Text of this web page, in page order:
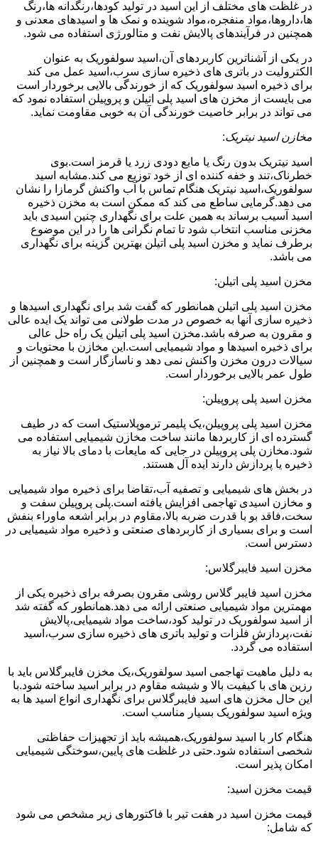
در غلظت های مختلف از این اسید در تولید کودها،رنگدانه ها،رنگ
ها،داروها،مواد منفجره،مواد شوینده و نمک ها و اسیدهای معدنی و
همچنین در فرآیندهای پالایش نفت و متالورژی استفاده می شود.
در یکی از آشناترین کاربردهای آن،اسید سولفوریک به عنوان
الکترولیت در باتری های ذخیره سازی سرب،اسید عمل می کند
برای ذخیره اسید سولفوریک که از خورندگی بالایی برخوردار است
می بایست از مخزن های اسید پلی اتیلن و پروپیلن استفاده نمود که
می تواند در برابر خاصیت خورندگی آن به خوبی مقاومت نماید.
مخازن اسید نیتریک:
اسید نیتریک بدون رنگ یا مایع دودی زرد یا قرمز است.بوی
خطرناک،تند و خفه کننده ای از خود توزیع می کند.مشابه اسید
سولفوریک،اسید نیتریک هنگام تماس با آب واکنش گرمازا را نشان
می دهد.گرمایی ساطع می کند که ممکن است به مخزن ذخیره
اسید آسیب برساند به همین علت برای نگهداری چنین اسیدی باید
مخزنی مناسب انتخاب شود تا تمام نگرانی ها را در این موضوع
برطرف نماید و مخزن اسید پلی اتیلن بهترین گزینه برای نگهداری
می باشد.
مخزن اسید پلی اتیلن:
مخزن اسید پلی اتیلن همانطور که گفت شد برای نگهداری اسیدها و
ذخیره سازی آنها به خصوص در مدت طولانی می تواند یک ایده عالی
و مقرون به صرفه باشد.مخزن اسید پلی اتیلن یک راه حل عالی
برای ذخیره اسیدها و مواد شیمیایی است.این مخازن با محتویات و
سیالات درون مخزن واکنش نمی دهد و ناسازگار است و همچنین از
طول عمر بالایی برخوردار است.
مخزن اسید پلی پروپیلن:
مخزن اسید پلی پروپیلن،یک پلیمر ترموپلاستیک است که در طیف
گسترده ای از کاربردها مانند ساخت مخازن شیمیایی استفاده می
شود.مخازن پلی پروپیلن در جایی که مایعات با دمای بالا نیاز به
ذخیره یا پردازش دارند ایده آل هستند.
در بخش های شیمیایی و تصفیه آب،تقاضا برای ذخیره مواد شیمیایی
و مخازن اسیدی تهاجمی افزایش یافته است.پلی پروپیلن سفت و
سخت،فاقد بو با قدرت ضربه بالا،مقاوم در برابر اشعه ماوراء بنفش
است و برای بسیاری از کاربردهای صنعتی و ذخیره مواد شیمیایی در
دسترس است.
مخزن اسید فایبرگلاس:
مخزن اسید فایبر گلاس روشی مقرون بصرفه برای ذخیره یکی از
مهمترین مواد شیمیایی صنعتی ارائه می دهد.همانطور که گفته شد
از اسید سولفوریک در تولید کود،ساخت مواد شیمیایی،پالایش
نفت،پردازش فلزات و تولید باتری های ذخیره سازی سرب،اسید
استفاده می گردد.
به دلیل ماهیت تهاجمی اسید سولفوریک،یک مخزن فایبرگلاس باید با
رزین های با کیفیت بالا و شیشه مقاوم در برابر اسید ساخته شود.با
این حال مخزن های اسید فایبرگلاس برای نگهداری انواع اسید ها به
ویژه اسید سولفوریک بسیار مناسب است.
هنگام کار با اسید سولفوریک،همیشه باید از تجهیزات حفاظتی
شخصی استفاده شود.حتی در غلظت های پایین،سوختگی شیمیایی
امکان پذیر است.
قیمت مخزن اسید:
قیمت مخزن اسید در هفت تیر با فاکتورهای زیر مشخص می شود
که شامل: